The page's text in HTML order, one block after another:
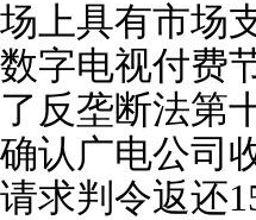
场上具有市场
数字电视付费
了反垄断法第
确认广电公司
请求判令返还